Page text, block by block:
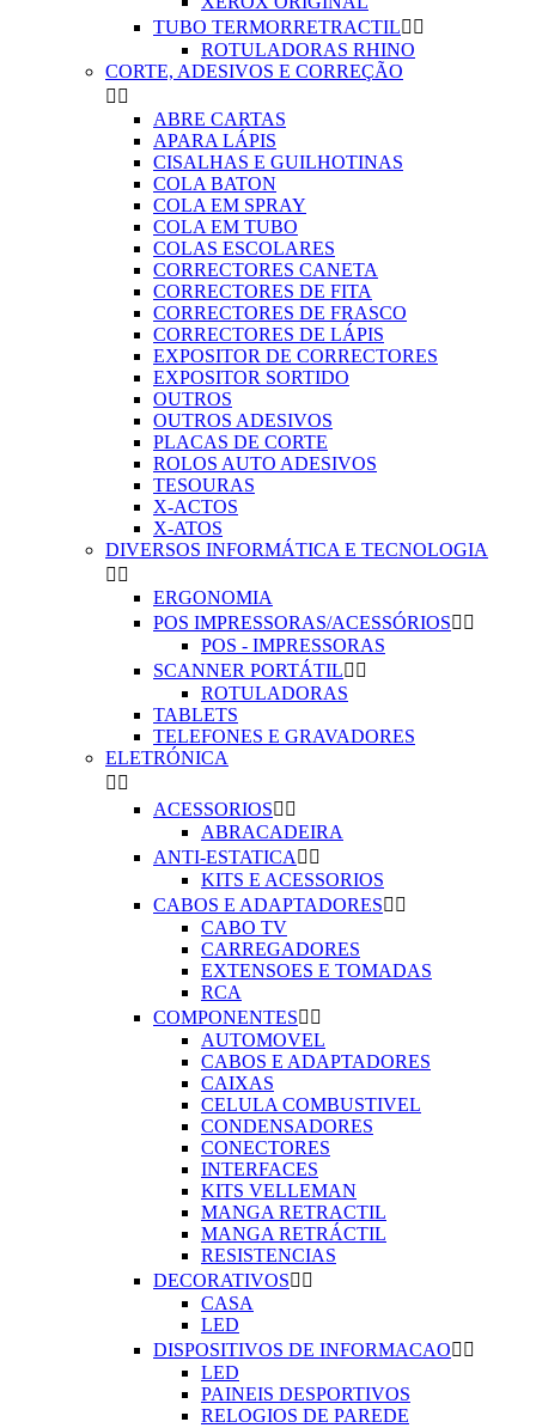
TUBO TERMORRETRACTIL 
ROTULADORAS RHINO
CORTE, ADESIVOS E CORREÇÃO
 
ABRE CARTAS
APARA LÁPIS
CISALHAS E GUILHOTINAS
COLA BATON
COLA EM SPRAY
COLA EM TUBO
COLAS ESCOLARES
CORRECTORES CANETA
CORRECTORES DE FITA
CORRECTORES DE FRASCO
CORRECTORES DE LÁPIS
EXPOSITOR DE CORRECTORES
EXPOSITOR SORTIDO
OUTROS
OUTROS ADESIVOS
PLACAS DE CORTE
ROLOS AUTO ADESIVOS
TESOURAS
X-ACTOS
X-ATOS
DIVERSOS INFORMÁTICA E TECNOLOGIA
 
ERGONOMIA
POS IMPRESSORAS/ACESSÓRIOS 
POS - IMPRESSORAS
SCANNER PORTÁTIL 
ROTULADORAS
TABLETS
TELEFONES E GRAVADORES
ELETRÓNICA
 
ACESSORIOS 
ABRACADEIRA
ANTI-ESTATICA  
KITS E ACESSORIOS
CABOS E ADAPTADORES 
CABO TV
CARREGADORES
EXTENSOES E TOMADAS
RCA
COMPONENTES 
AUTOMOVEL
CABOS E ADAPTADORES
CAIXAS
CELULA COMBUSTIVEL
CONDENSADORES
CONECTORES
INTERFACES
KITS VELLEMAN
MANGA RETRACTIL
MANGA RETRÁCTIL
RESISTENCIAS
DECORATIVOS 
CASA
LED
DISPOSITIVOS DE INFORMACAO 
LED
PAINEIS DESPORTIVOS
RELOGIOS DE PAREDE